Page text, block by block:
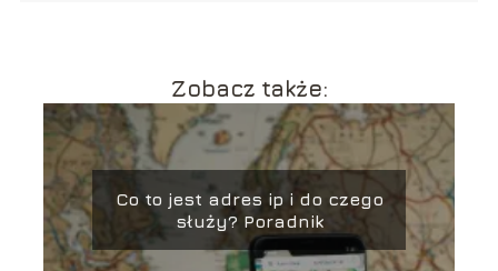
Zobacz także:
Co to jest adres ip i do czego
służy? Poradnik